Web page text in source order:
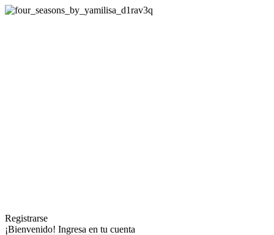
Registrarse
¡Bienvenido! Ingresa en tu cuenta